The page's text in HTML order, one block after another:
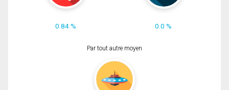
0.84 % 0.0 %
Par tout autre moyen